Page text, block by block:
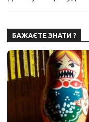
БАЖАЄТЕ ЗНАТИ ?